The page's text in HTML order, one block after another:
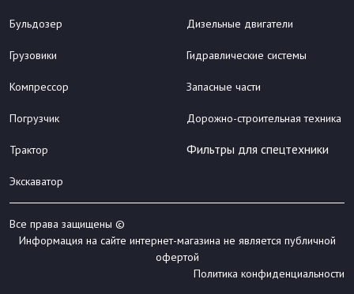
Бульдозер
Грузовики
Компрессор
Погрузчик
Трактор
Экскаватор
Дизельные двигатели
Гидравлические системы
Запасные части
Дорожно-строительная техника
Фильтры для спецтехники
Все права защищены ©
Информация на сайте интернет-магазина не является публичной
офертой
Политика конфиденциальности